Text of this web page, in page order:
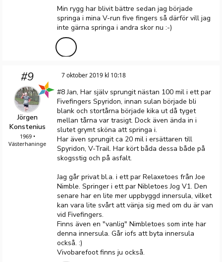
Min rygg har blivit bättre sedan jag började
springa i mina V-run five fingers så därför vill jag
inte gärna springa i andra skor nu :-)
#9
Jörgen
Konstenius
1969 •
Västerhaninge
7 oktober 2019 kl 10:18
#8 Jan, Har själv sprungit nästan 100 mil i ett par
Fivefingers Spyridon, innan sulan började bli
blank och stortårna började kika ut då tyget
mellan tårna var trasigt. Dock även ända in i
slutet grymt sköna att springa i.
Har även sprungit ca 20 mil i ersättaren till
Spyridon, V-Trail. Har kört båda dessa både på
skogsstig och på asfalt.
Jag går privat bl.a. i ett par Relaxetoes från Joe
Nimble. Springer i ett par Nibletoes Jog V1. Den
senare har en lite mer uppbyggd innersula, vilket
kan vara lite svårt att vänja sig med om du är van
vid Fivefingers.
Finns även en "vanlig" Nimbletoes som inte har
denna innersula. Går iofs att byta innersula
också. :)
Vivobarefoot finns ju också.